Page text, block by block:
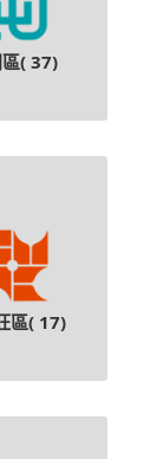
(37)
區( 17)